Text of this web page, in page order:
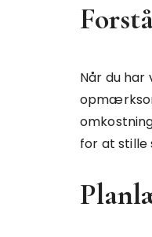
Når du
for at stille